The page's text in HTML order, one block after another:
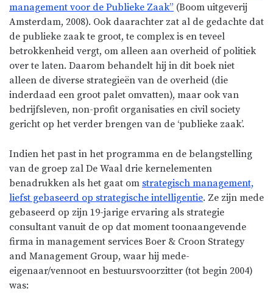
management voor de Publieke Zaak” (Boom uitgeverij
Amsterdam, 2008). Ook daarachter zat al de gedachte dat
de publieke zaak te groot, te complex is en teveel
betrokkenheid vergt, om alleen aan overheid of politiek
over te laten. Daarom behandelt hij in dit boek niet
alleen de diverse strategieën van de overheid (die
inderdaad een groot palet omvatten), maar ook van
bedrijfsleven, non-profit organisaties en civil society
gericht op het verder brengen van de ‘publieke zaak’.
Indien het past in het programma en de belangstelling
van de groep zal De Waal drie kernelementen
benadrukken als het gaat om strategisch management,
liefst gebaseerd op strategische intelligentie. Ze zijn mede
gebaseerd op zijn 19-jarige ervaring als strategie
consultant vanuit de op dat moment toonaangevende
firma in management services Boer & Croon Strategy
and Management Group, waar hij mede-
eigenaar/vennoot en bestuursvoorzitter (tot begin 2004)
was: